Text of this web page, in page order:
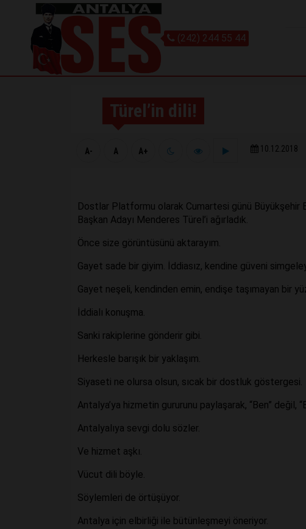
(242) 244 55 44
Türel’in dili!
A- A A+ 10.12.2018
Dostlar Platformu olarak Cumartesi günü Büyükşehir
Başkan Adayı Menderes Türel’i ağırladık.
Önce size görüntüsünü aktarayım.
Gayet sade bir giyim. İddiasız, kendine güveni
Gayet neşeli, kendinden emin, endişe taşımayan bir
İddialı konuşma.
Sanki rakiplerine gönderir gibi.
Herkesle barışık bir yaklaşım.
Siyaseti ne olursa olsun, sıcak bir dostluk göstergesi.
Antalya’ya hizmetin gururunu paylaşarak, “Ben” değil,
Antalyalıya sevgi dolu sözler.
Ve hizmet aşkı.
Vücut dili böyle.
Söylemleri de örtüşüyor.
Antalya için elbirliği ile bütünleşmeyi öneriyor.